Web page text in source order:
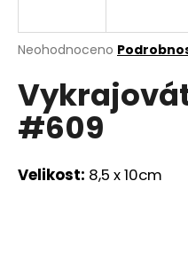
Průměrné
produktu
je
0,0
z
hvězdiček.
Neohodnoceno
#609
Velikost: 8,5 x 10cm
j
t
?